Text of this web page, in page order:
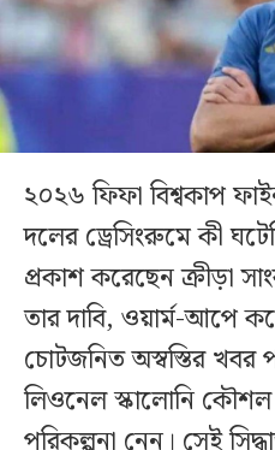
২০২৬ ফিফা বিশ্বকাপ
দলের ড্রেসিংরুমে কী
প্রকাশ করেছেন ক্রীড়া
তার দাবি, ওয়ার্ম-আপে
চোটজনিত অস্বস্তির
লিওনেল স্কালোনি কৌশল